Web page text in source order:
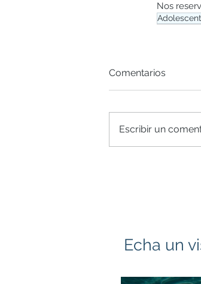
Nos
Comentarios
Escribir un
Echa un